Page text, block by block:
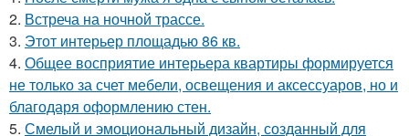
2. Встреча на ночной трассе.
3. Этот интерьер площадью 86 кв.
4. Общее восприятие интерьера квартиры формируется
не только за счет мебели, освещения и аксессуаров, но и
благодаря оформлению стен.
5. Смелый и эмоциональный дизайн, созданный для